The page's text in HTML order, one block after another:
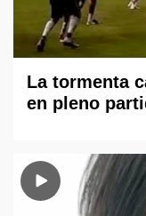
La tormenta
en pleno